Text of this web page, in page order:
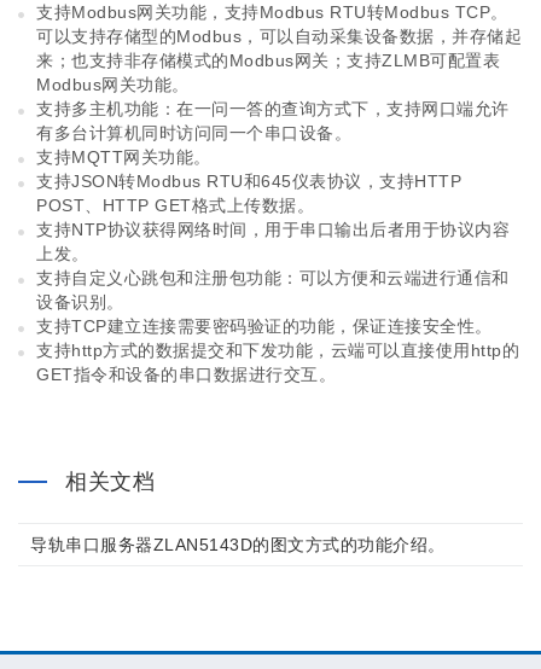
支持Modbus网关功能，支持Modbus RTU转Modbus TCP。
可以支持存储型的Modbus，可以自动采集设备数据，并存储起
来；也支持非存储模式的Modbus网关；支持ZLMB可配置表
Modbus网关功能。
支持多主机功能：在一问一答的查询方式下，支持网口端允许
有多台计算机同时访问同一个串口设备。
支持MQTT网关功能。
支持JSON转Modbus RTU和645仪表协议，支持HTTP
POST、HTTP GET格式上传数据。
支持NTP协议获得网络时间，用于串口输出后者用于协议内容
上发。
支持自定义心跳包和注册包功能：可以方便和云端进行通信和
设备识别。
支持TCP建立连接需要密码验证的功能，保证连接安全性。
支持http方式的数据提交和下发功能，云端可以直接使用http的
GET指令和设备的串口数据进行交互。
相关文档
导轨串口服务器ZLAN5143D的图文方式的功能介绍。